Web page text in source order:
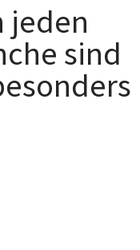
jeden
sind